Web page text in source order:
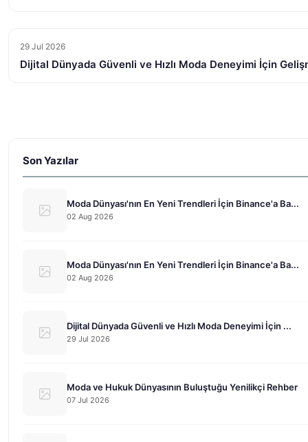
29 Jul 2026
Dijital Dünyada Güvenli ve Hızlı Moda Deneyimi İçin
Son Yazılar
Moda Dünyası'nın En Yeni Trendleri İçin Binance'a Ba...
02 Aug 2026
Moda Dünyası'nın En Yeni Trendleri İçin Binance'a Ba...
02 Aug 2026
Dijital Dünyada Güvenli ve Hızlı Moda Deneyimi İçin ...
29 Jul 2026
Moda ve Hukuk Dünyasının Buluştuğu Yenilikçi Rehber
07 Jul 2026